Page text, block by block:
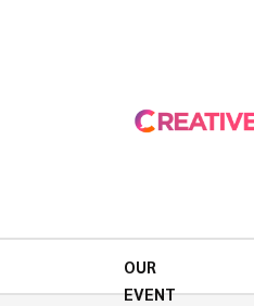
OUR
EVENT